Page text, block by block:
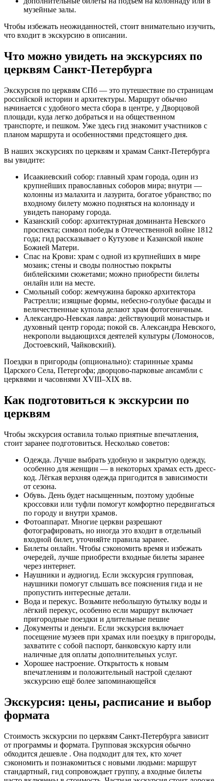
музейные залы.
Чтобы избежать неожиданностей, стоит внимательно изучить,
что входит в экскурсию в описании.
Что можно увидеть на экскурсиях по
церквям Санкт-Петербурга
Экскурсия по церквям СПб — это путешествие по страницам
российской истории и архитектуры. Маршрут обычно
начинается с удобного места сбора в центре, у Дворцовой
площади, куда легко добраться и на общественном
транспорте, и пешком. Уже здесь гид знакомит участников с
планом маршрута и особенностями предстоящего дня.
В наших экскурсиях по церквям и храмам Санкт-Петербурга
вы увидите:
Исаакиевский собор: главный храм города, один из
крупнейших православных соборов мира; внутри —
колонны из малахита и лазурита, богатое убранство; по
входному билету можно подняться на колоннаду и
увидеть панораму города.
Казанский собор: архитектурная доминанта Невского
проспекта; символ победы в Отечественной войне 1812
года; гид рассказывает о Кутузове и Казанской иконе
Божией Матери.
Спас на Крови: храм с одной из крупнейших в мире
мозаик; стены и своды полностью покрыты
библейскими сюжетами; можно приобрести билеты
онлайн или на месте.
Смольный собор: жемчужина барокко архитектора
Растрелли; изящные формы, небесно-голубые фасады и
величественные купола делают храм фотогеничным.
Александро-Невская лавра: действующий монастырь и
духовный центр города; покой св. Александра Невского,
некрополи выдающихся деятелей культуры (Ломоносов,
Достоевский, Чайковский).
Поездки в пригороды (опционально): старинные храмы
Царского Села, Петергофа; дворцово-парковые ансамбли с
церквями и часовнями XVIII–XIX вв.
Как подготовиться к экскурсии по
церквям
Чтобы экскурсия оставила только приятные впечатления,
стоит заранее подготовиться. Несколько советов:
Одежда. Лучше выбрать удобную и закрытую одежду,
особенно для женщин — в некоторых храмах есть дресс-
код. Лёгкая верхняя одежда пригодится в зависимости
от сезона.
Обувь. День будет насыщенным, поэтому удобные
кроссовки или туфли помогут комфортно передвигаться
по городу и внутри храмов.
Фотоаппарат. Многие церкви разрешают
фотографировать, но иногда это входит в отдельный
входной билет, уточняйте правила заранее.
Билеты онлайн. Чтобы сэкономить время и избежать
очередей, лучше приобрести входные билеты заранее
через интернет.
Наушники и аудиогид. Если экскурсия групповая,
наушники помогут слышать все пояснения гида и не
пропустить интересные детали.
Вода и перекус. Возьмите небольшую бутылку воды и
лёгкий перекус, особенно если маршрут включает
пригородные поездки и длительные пешие
Документы и деньги. Если экскурсия включает
посещение музеев при храмах или поездку в пригороды,
захватите с собой паспорт, банковскую карту или
наличные для оплаты дополнительных услуг.
Хорошее настроение. Открытость к новым
впечатлениям и положительный настрой сделают
экскурсию ещё более запоминающейся
Экскурсия: цены, расписание и выбор
формата
Стоимость экскурсии по церквям Санкт-Петербурга зависит
от программы и формата. Групповая экскурсия обычно
обходится дешевле . Она подходит для тех, кто хочет
сэкономить и познакомиться с новыми людьми: маршрут
стандартный, гид сопровождает группу, а входные билеты